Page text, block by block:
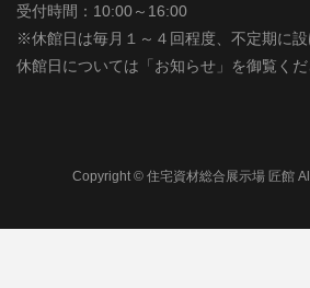
受付時間：10:00～16:00
※休館日は毎月１～４回程度、不定期に設
休館日については「お知らせ」を御覧くだ
Copyright © 住宅資材総合展示場 匠館